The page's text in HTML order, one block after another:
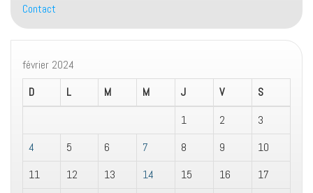
Contact
février 2024
D
L M M J V
S
1
2
3
4
5 6 7 8 9
10
11
12 13 14 15 16
17